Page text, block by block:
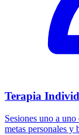
Terapia
Sesiones uno a
metas personales y